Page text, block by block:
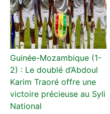
Guinée-Mozambique (1-
2) : Le doublé d’Abdoul
Karim Traoré offre une
victoire précieuse au Syli
National